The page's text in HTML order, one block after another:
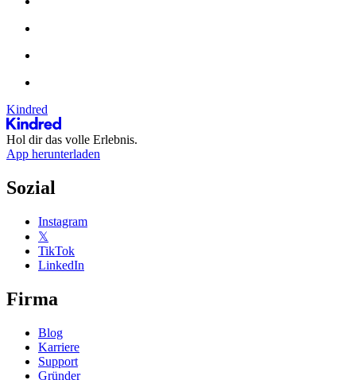
Kindred
Hol dir das volle Erlebnis.
App herunterladen
Sozial
Instagram
𝕏
TikTok
LinkedIn
Firma
Blog
Karriere
Support
Gründer